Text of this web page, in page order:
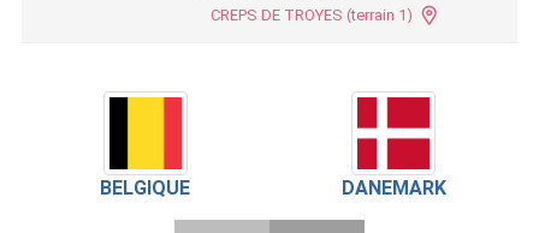
CREPS DE TROYES (terrain 1)
BELGIQUE DANEMARK